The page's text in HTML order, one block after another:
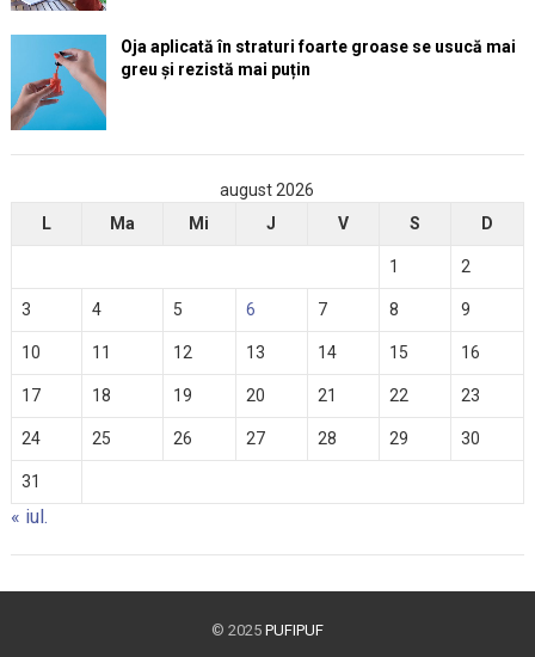
Oja aplicată în straturi foarte groase se usucă mai
greu și rezistă mai puțin
august 2026
L
Ma Mi J V S D
1 2
3 4 5 6 7 8 9
10 11 12 13 14 15 16
17 18 19 20 21 22 23
24 25 26 27 28 29 30
31
« iul.
© 2025 PUFIPUF